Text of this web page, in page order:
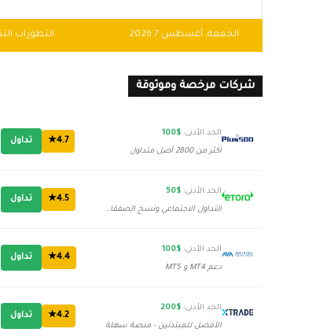
الجمعة, أغسطس 7 2026
شركات مرخصة وموثوقة
الحد الأدنى: $100
أكثر من 2800 أصل متداول
4.7★ تداول
الحد الأدنى: $50
التداول الاجتماعي ونسخ الصفقات
4.5★ تداول
الحد الأدنى: $100
دعم MT4 و MT5
4.4★ تداول
الحد الأدنى: $200
الأفضل للمبتدئين - منصة سهلة
4.2★ تداول